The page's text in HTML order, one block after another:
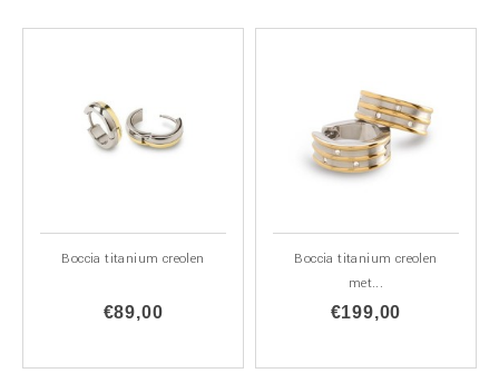
Boccia titanium creolen
€89,00
Boccia titanium creolen
met...
€199,00